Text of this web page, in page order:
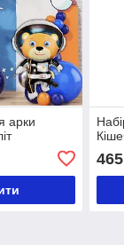
арки
465